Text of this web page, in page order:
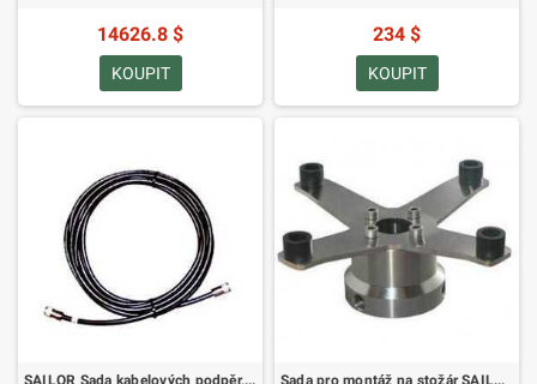
14626.8 $
KOUPIT
234 $
KOUPIT
SAILOR Sada kabelových podpěr, prodloužená Sada pro montáž na stožár SAILOR